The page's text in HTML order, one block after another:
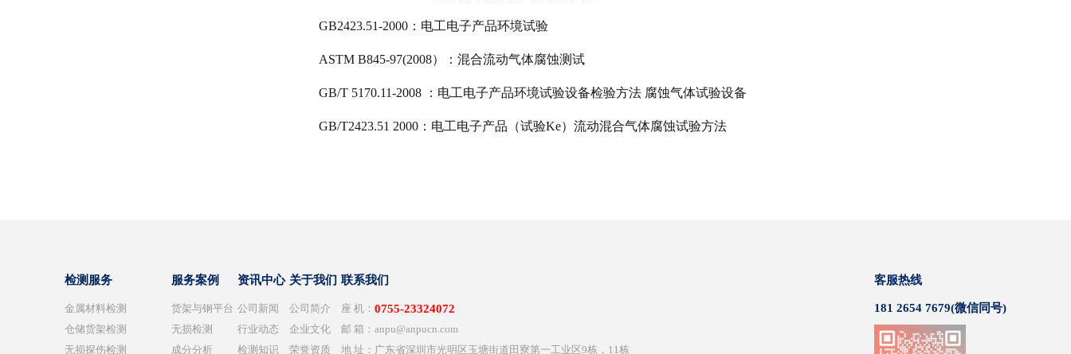
GB2423.51-2000：电工电子产品环境试验
ASTM B845-97(2008）：混合流动气体腐蚀测试
GB/T 5170.11-2008 ：电工电子产品环境试验设备检验方法 腐蚀气体试验设备
GB/T2423.51 2000：电工电子产品（试验Ke）流动混合气体腐蚀试验方法
检测服务
金属材料检测
仓储货架检测
无损探伤检测
服务案例
货架与钢平台
无损检测
成分分析
资讯中心
公司新闻
行业动态
检测知识
关于我们
公司简介
企业文化
荣誉资质
联系我们
座 机：0755-23324072
邮 箱：anpu@anpucn.com
地 址：广东省深圳市光明区玉塘街道田寮第一工业区9栋，11栋
客服热线
181 2654 7679(微信同号)